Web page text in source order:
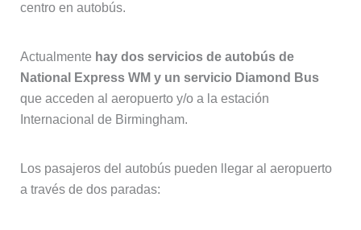
centro en autobús.
Actualmente hay dos servicios de autobús de
National Express WM y un servicio Diamond Bus
que acceden al aeropuerto y/o a la estación
Internacional de Birmingham.
Los pasajeros del autobús pueden llegar al aeropuerto
a través de dos paradas: